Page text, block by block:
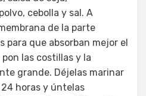
cebolla y sal. A
de la parte
para que absorban mejor el
las costillas y la
grande. Déjelas marinar
horas y úntelas